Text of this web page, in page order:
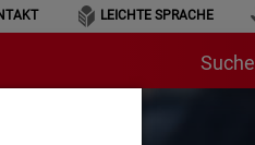
LEICHTE SPRACHE
Suche